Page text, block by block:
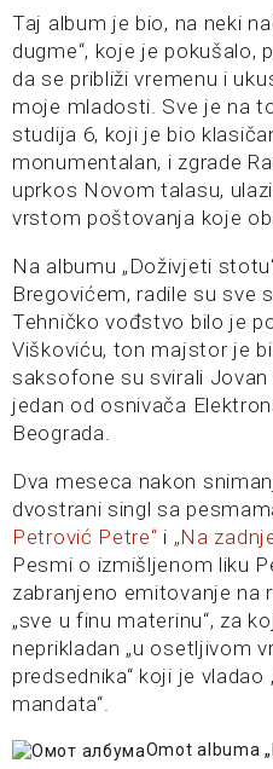
Taj album je bio, na neki
dugme“, koje je pokušalo,
da se približi vremenu i
moje mladosti. Sve je na
studija 6, koji je bio
monumentalan, i zgrade
uprkos Novom talasu,
vrstom poštovanja koje
Na albumu „Doživjeti
Bregovićem, radile su sve
Tehničko vođstvo bilo je
Viškoviću, ton majstor je
saksofone su svirali
jedan od osnivača
Beograda.
Dva meseca nakon
dvostrani singl sa
Petrović Petre“ i „Na
Pesmi o izmišljenom liku
zabranjeno emitovanje na
„sve u finu materinu“, za
neprikladan „u osetljivom
predsednika“ koji je vladao
mandata“.
Omot albuma